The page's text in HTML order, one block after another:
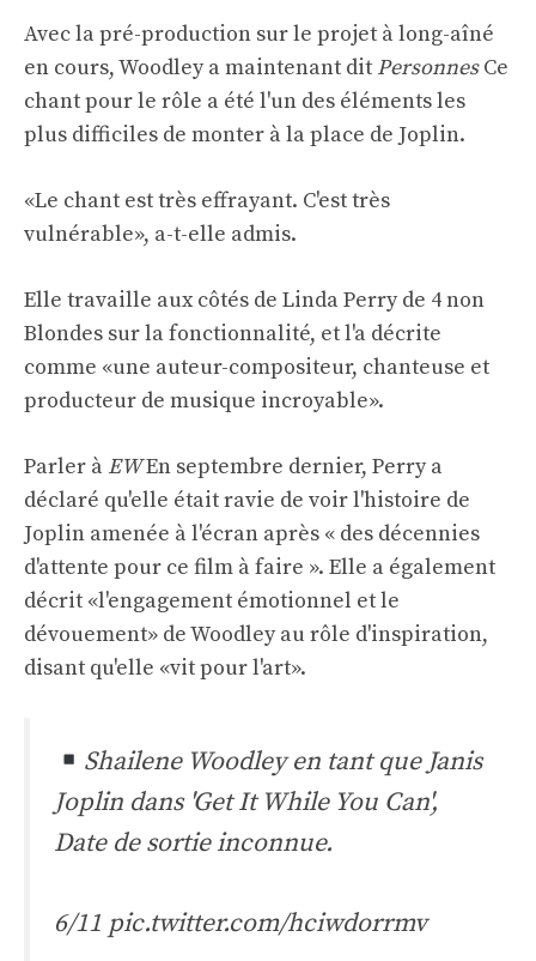
Avec la pré-production sur le projet à long-aîné
en cours, Woodley a maintenant dit Personnes Ce
chant pour le rôle a été l'un des éléments les
plus difficiles de monter à la place de Joplin.
«Le chant est très effrayant. C'est très
vulnérable», a-t-elle admis.
Elle travaille aux côtés de Linda Perry de 4 non
Blondes sur la fonctionnalité, et l'a décrite
comme «une auteur-compositeur, chanteuse et
producteur de musique incroyable».
Parler à EWEn septembre dernier, Perry a
déclaré qu'elle était ravie de voir l'histoire de
Joplin amenée à l'écran après « des décennies
d'attente pour ce film à faire ». Elle a également
décrit «l'engagement émotionnel et le
dévouement» de Woodley au rôle d'inspiration,
disant qu'elle «vit pour l'art».
Shailene Woodley en tant que Janis
Joplin dans 'Get It While You Can',
Date de sortie inconnue.
6/11 pic.twitter.com/hciwdorrmv